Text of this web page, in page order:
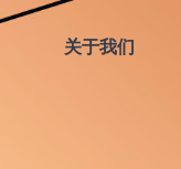
关于我们